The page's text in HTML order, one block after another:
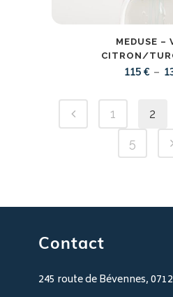
MEDUSE –
CITRON/
115 € –
1 2
5
Contact
245 route de Bévennes,